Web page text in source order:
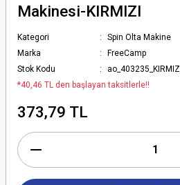
Makinesi-KIRMIZI
Kategori
Spin Olta Makine
Marka
FreeCamp
Stok Kodu
ao_403235_KIRMIZI
*40,46 TL den başlayan taksitlerle!!
373,79 TL